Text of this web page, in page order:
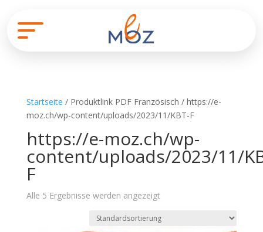
Startseite / Produktlink PDF Französisch / https://e-
moz.ch/wp-content/uploads/2023/11/KBT-F
https://e-moz.ch/wp-
content/uploads/2023/11/
F
Alle 5 Ergebnisse werden angezeigt